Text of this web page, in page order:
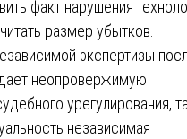
факт нарушения
размер убытков.
экспертизы
неопровержимую
урегулирования,
независимая